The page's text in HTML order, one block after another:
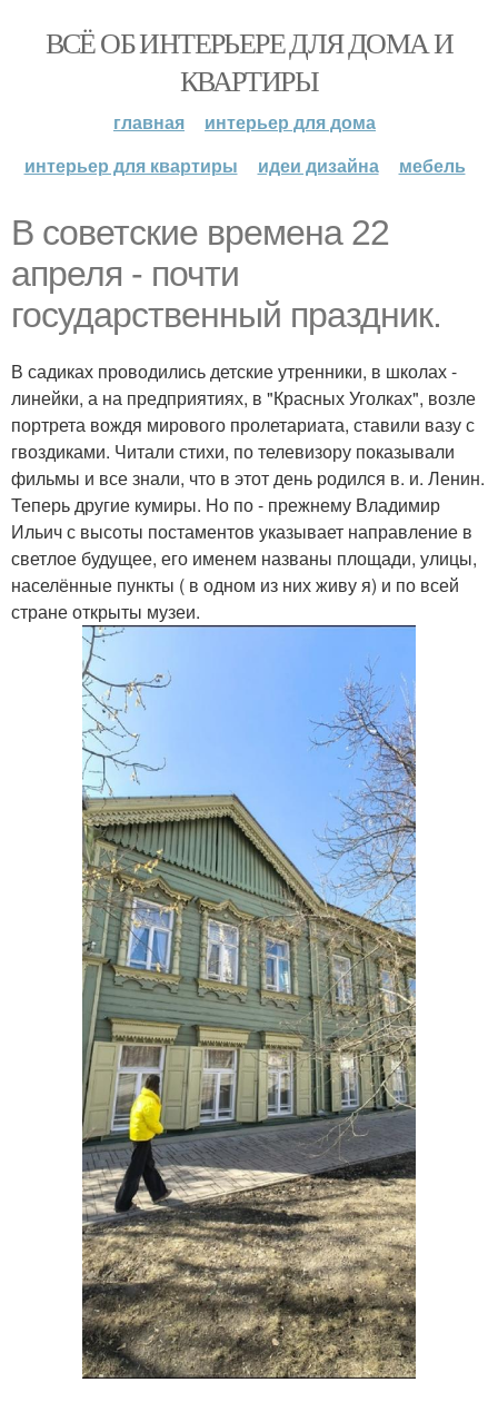
ВСЁ ОБ ИНТЕРЬЕРЕ ДЛЯ ДОМА И
КВАРТИРЫ
главная
интерьер для дома
интерьер для квартиры
идеи дизайна мебель
В советские времена 22
апреля - почти
государственный праздник.
В садиках проводились детские утренники, в школах -
линейки, а на предприятиях, в "Красных Уголках", возле
портрета вождя мирового пролетариата, ставили вазу с
гвоздиками. Читали стихи, по телевизору показывали
фильмы и все знали, что в этот день родился в. и. Ленин.
Теперь другие кумиры. Но по - прежнему Владимир
Ильич с высоты постаментов указывает направление в
светлое будущее, его именем названы площади, улицы,
населённые пункты ( в одном из них живу я) и по всей
стране открыты музеи.